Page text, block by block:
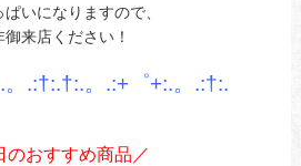
いになりますので、
御来店ください！
.:†:.†:.。.:+゜+:.。.:†:.
のおすすめ商品／